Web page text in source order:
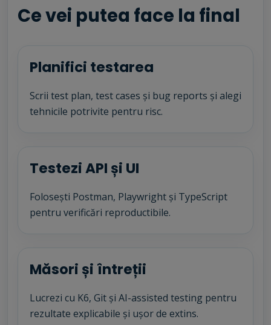
Ce vei putea face la final
Planifici testarea
Scrii test plan, test cases și bug reports și alegi
tehnicile potrivite pentru risc.
Testezi API și UI
Folosești Postman, Playwright și TypeScript
pentru verificări reproductibile.
Măsori și întreții
Lucrezi cu K6, Git și AI-assisted testing pentru
rezultate explicabile și ușor de extins.